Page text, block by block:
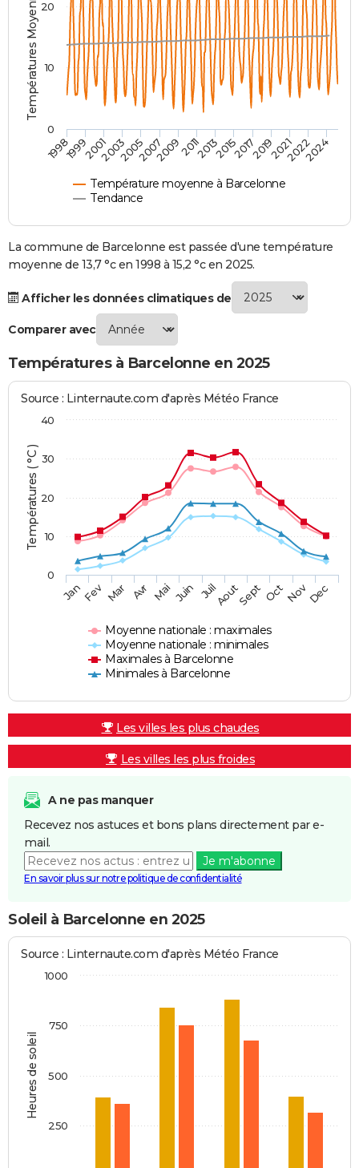
Destinations
City break
Voyage nature
Voyage de noces
Forum
Climat
PHOTO
GUIDES D'ACHAT
BONS PLANS
CARTE DE VOEUX
Carte de Noël
Carte Bonne année
Carte Saint-Valentin
Carte Pâques
Carte d'anniversaire
DICTIONNAIRE
PROGRAMME TV
S'inscrire
Se connecter
Lycées
Collèges
Primaires
Universités
Entreprises
Service militaire
Avis de recherche
AVIS DE DÉCÈS
Températures Moyennes ( °C )
Température moyenne à Barcelonne
Tendance
199819992001200320052007200920112013201520172019202120222024
0
10
20
La commune de Barcelonne est passée d'une température
moyenne de 13,7 °c en 1998 à 15,2 °c en 2025.
Afficher les données climatiques de
Comparer avec
Températures à Barcelonne en 2025
Températures ( °C )
Source : Linternaute.com d'après Météo France
Moyenne nationale : maximales
Moyenne nationale : minimales
Maximales à Barcelonne
Minimales à Barcelonne
JanFev Mar Avr Mai Juin JuilAoutSept OctNovDec
0
10
20
30
40
Les villes les plus chaudes
Les villes les plus froides
A ne pas manquer
Recevez nos astuces et bons plans directement par e-
mail.
Je m'abonne
En savoir plus sur notre politique de confidentialité
Soleil à Barcelonne en 2025
Heures de soleil
Source : Linternaute.com d'après Météo France
250
500
750
1000